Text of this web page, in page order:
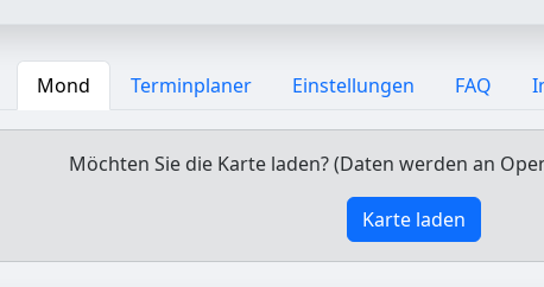
Mond Terminplaner Einstellungen FAQ
Möchten Sie die Karte laden? (Daten werden an
Karte laden